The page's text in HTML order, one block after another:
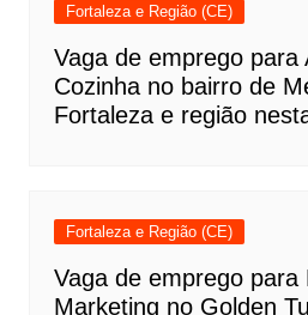
Fortaleza e Região (CE)
Vaga de emprego para
Cozinha no bairro de
Fortaleza e região
Fortaleza e Região (CE)
Vaga de emprego para
Marketing no Golden